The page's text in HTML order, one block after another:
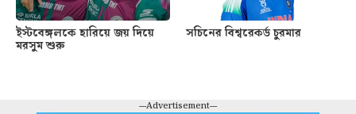
ইস্টবেঙ্গলকে হারিয়ে জয় দিয়ে
মরসুম শুরু
সচিনের বিশ্বরেকর্ড চুরমার
---Advertisement---